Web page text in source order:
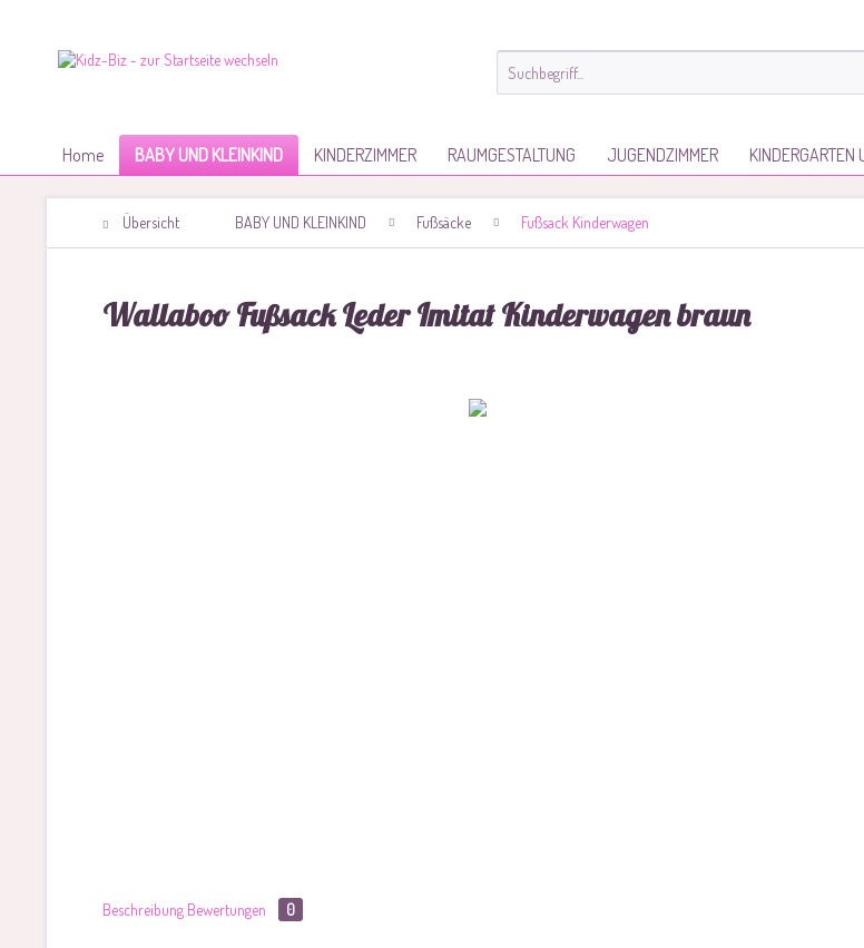
Home BABY UND KLEINKIND KINDERZIMMER RAUMGESTALTUNG JUGENDZIMMER KINDERGARTEN
Übersicht BABY UND KLEINKIND Fußsäcke Fußsack Kinderwagen
Wallaboo Fußsack Leder Imitat Kinderwagen braun
Beschreibung Bewertungen 0